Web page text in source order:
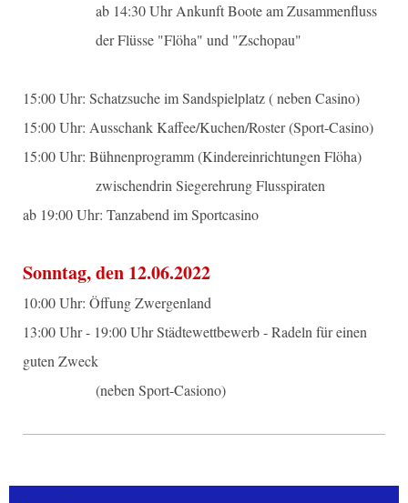
ab 14:30 Uhr Ankunft Boote am Zusammenfluss
der Flüsse "Flöha" und "Zschopau"
15:00 Uhr: Schatzsuche im Sandspielplatz ( neben Casino)
15:00 Uhr: Ausschank Kaffee/Kuchen/Roster (Sport-Casino)
15:00 Uhr: Bühnenprogramm (Kindereinrichtungen Flöha)
zwischendrin Siegerehrung Flusspiraten
ab 19:00 Uhr: Tanzabend im Sportcasino
Sonntag, den 12.06.2022
10:00 Uhr: Öffung Zwergenland
13:00 Uhr - 19:00 Uhr Städtewettbewerb - Radeln für einen
guten Zweck
(neben Sport-Casiono)